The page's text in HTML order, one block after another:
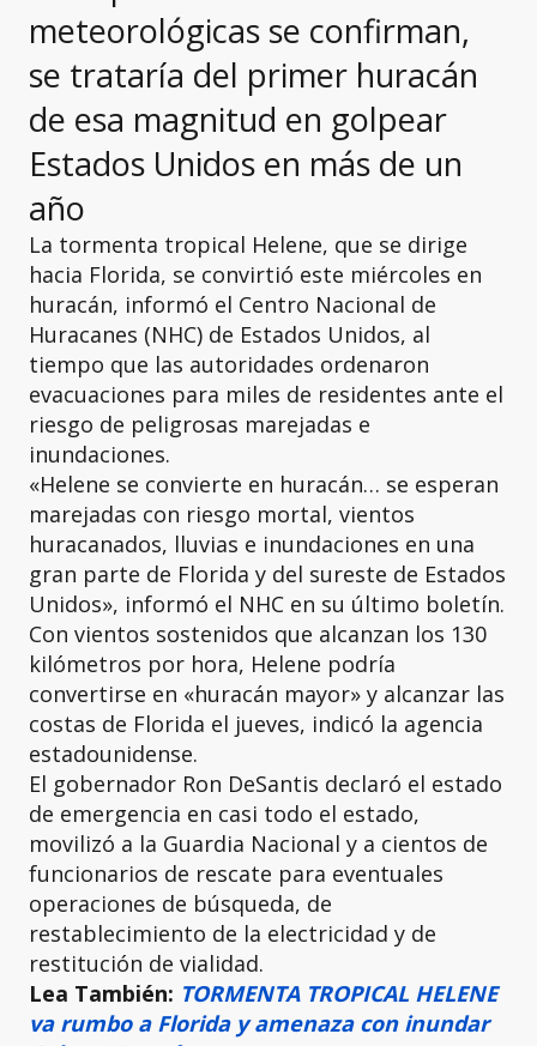
meteorológicas se confirman,
se trataría del primer huracán
de esa magnitud en golpear
Estados Unidos en más de un
año
La tormenta tropical Helene, que se dirige
hacia Florida, se convirtió este miércoles en
huracán, informó el Centro Nacional de
Huracanes (NHC) de Estados Unidos, al
tiempo que las autoridades ordenaron
evacuaciones para miles de residentes ante el
riesgo de peligrosas marejadas e
inundaciones.
«Helene se convierte en huracán… se esperan
marejadas con riesgo mortal, vientos
huracanados, lluvias e inundaciones en una
gran parte de Florida y del sureste de Estados
Unidos», informó el NHC en su último boletín.
Con vientos sostenidos que alcanzan los 130
kilómetros por hora, Helene podría
convertirse en «huracán mayor» y alcanzar las
costas de Florida el jueves, indicó la agencia
estadounidense.
El gobernador Ron DeSantis declaró el estado
de emergencia en casi todo el estado,
movilizó a la Guardia Nacional y a cientos de
funcionarios de rescate para eventuales
operaciones de búsqueda, de
restablecimiento de la electricidad y de
restitución de vialidad.
Lea También: TORMENTA TROPICAL HELENE
va rumbo a Florida y amenaza con inundar